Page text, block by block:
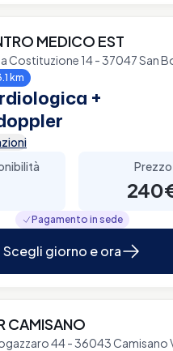
MEDICO EST
Costituzione 14 - 37047 San
km
+
Prezzo
Pagamento in sede
Scegli giorno e ora
CAMISANO
44 - 36043 Camisano